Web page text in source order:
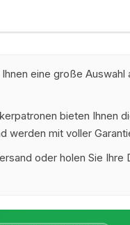
eine große
bieten Ihnen
werden mit voller
oder holen Sie